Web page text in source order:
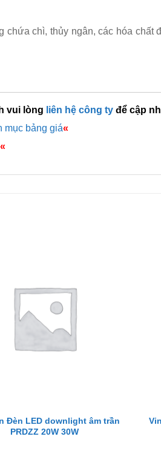
chì, thủy ngân, các hóa chất
vui lòng liên hệ công ty để cập
mục bảng giá«
«
Đèn LED downlight âm trần
PRDZZ 20W 30W